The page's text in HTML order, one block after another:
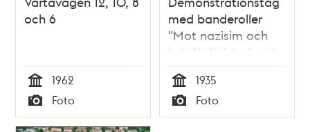
och 6
Tid
1962
Typ
Foto
med banderoller
"Mot nazisim och
judeförföljelse" och
"För frihet, arbete
och demokrati" på
Värtavägen mot
Valhallavägen. I
Tid
1935
Typ
Foto